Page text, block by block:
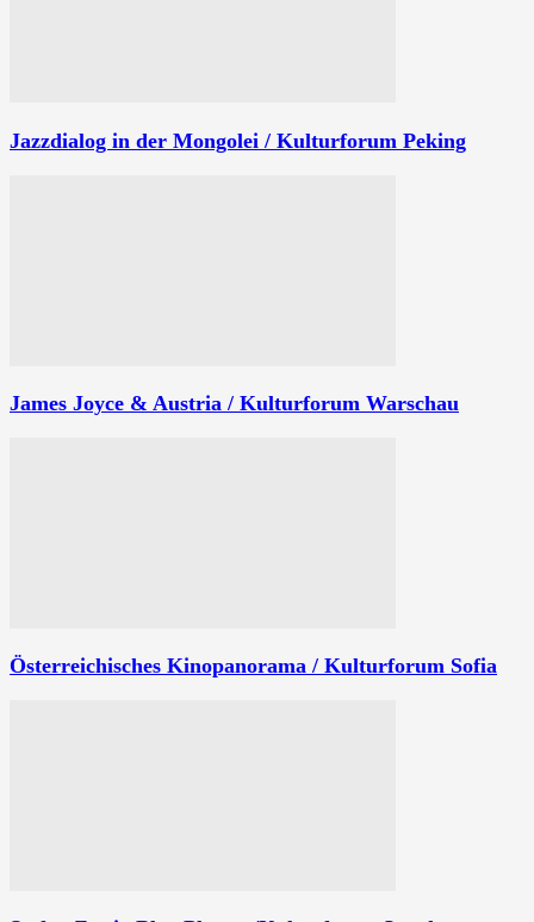
Jazzdialog in der Mongolei / Kulturforum Peking
James Joyce & Austria / Kulturforum Warschau
Österreichisches Kinopanorama / Kulturforum Sofia